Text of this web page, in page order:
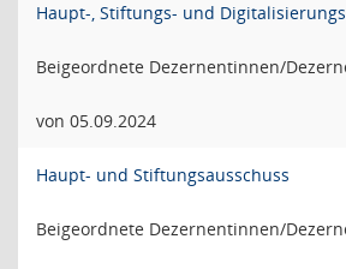
Haupt-, Stiftungs- und
Beigeordnete Dezernentinnen/
von 05.09.2024
Haupt- und Stiftungsausschuss
Beigeordnete Dezernentinnen/